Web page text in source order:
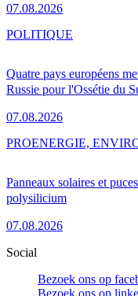
07.08.2026
Quatre pays européens
Russie pour l'Ossétie du
07.08.2026
POLITIQUE
Panneaux solaires et
polysilicium
07.08.2026
PROENERGIE,
Social
Bezoek ons op
Bezoek ons op